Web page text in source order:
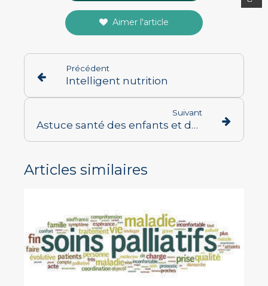
Aimer l'article
Précédent
Intelligent nutrition
Suivant
Astuce santé des enfants et des ados, pas d'école sans petit déjeuner
Articles similaires